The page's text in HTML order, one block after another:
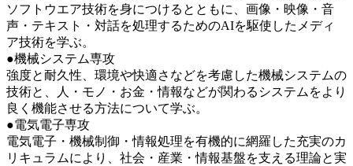
ソフトウエア技術を身につけるとともに、画像・映像・音
声・テキスト・対話を処理するためのAIを駆使したメディ
ア技術を学ぶ。
●機械システム専攻
強度と耐久性、環境や快適さなどを考慮した機械システムの
技術と、人・モノ・お金・情報などが関わるシステムをより
良く機能させる方法について学ぶ。
●電気電子専攻
電気電子・機械制御・情報処理を有機的に網羅した充実のカ
リキュラムにより、社会・産業・情報基盤を支える理論と実